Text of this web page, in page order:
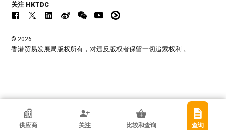
嘉宏制品有限公司
供应商 关注 比较和查询 查询
关注 HKTDC
© 2026
香港贸易发展局版权所有，对违反版权者保留一切追索权利 。